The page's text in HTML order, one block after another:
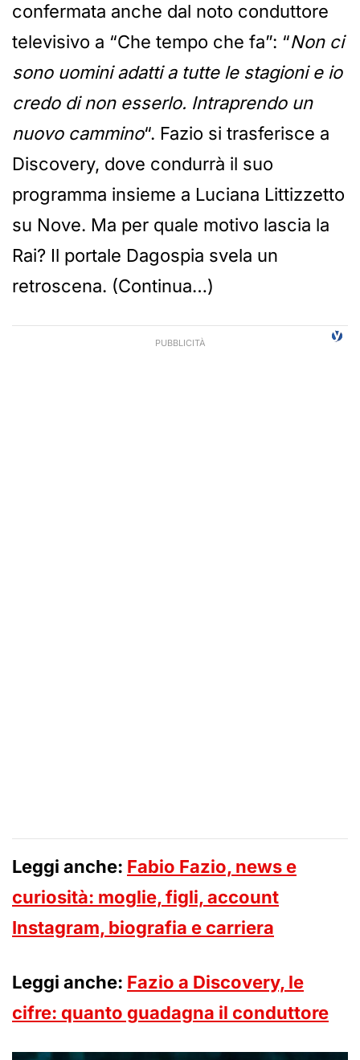
confermata anche dal noto conduttore
televisivo a “Che tempo che fa”: “Non ci
sono uomini adatti a tutte le stagioni e io
credo di non esserlo. Intraprendo un
nuovo cammino“. Fazio si trasferisce a
Discovery, dove condurrà il suo
programma insieme a Luciana Littizzetto
su Nove. Ma per quale motivo lascia la
Rai? Il portale Dagospia svela un
retroscena. (Continua…)
Leggi anche: Fabio Fazio, news e
curiosità: moglie, figli, account
Instagram, biografia e carriera
Leggi anche: Fazio a Discovery, le
cifre: quanto guadagna il conduttore